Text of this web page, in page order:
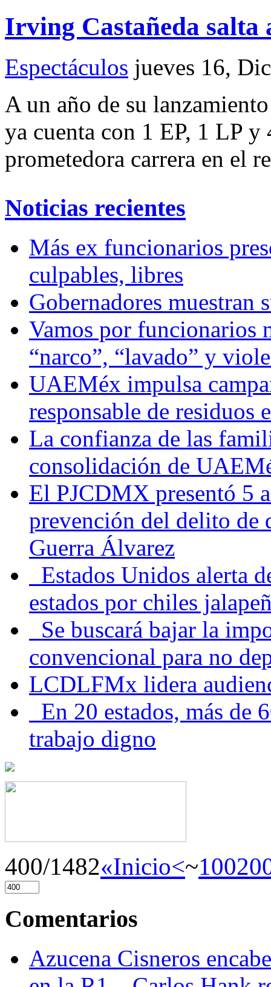
Irving Castañeda salta
Espectáculos jueves 16,
A un año de su
ya cuenta con 1 EP, 1 LP
prometedora carrera en el
Noticias recientes
Más ex funcionarios
culpables, libres
Gobernadores muestran
Vamos por funcionarios
“narco”, “lavado” y
UAEMéx impulsa
responsable de residuos
La confianza de las
consolidación de
El PJCDMX presentó 5
prevención del delito de
Guerra Álvarez
Estados Unidos alerta
estados por chiles
Se buscará bajar la
convencional para no
LCDLFMx lidera
En 20 estados, más de
trabajo digno
400/1482«Inicio<~100
Comentarios
Azucena Cisneros